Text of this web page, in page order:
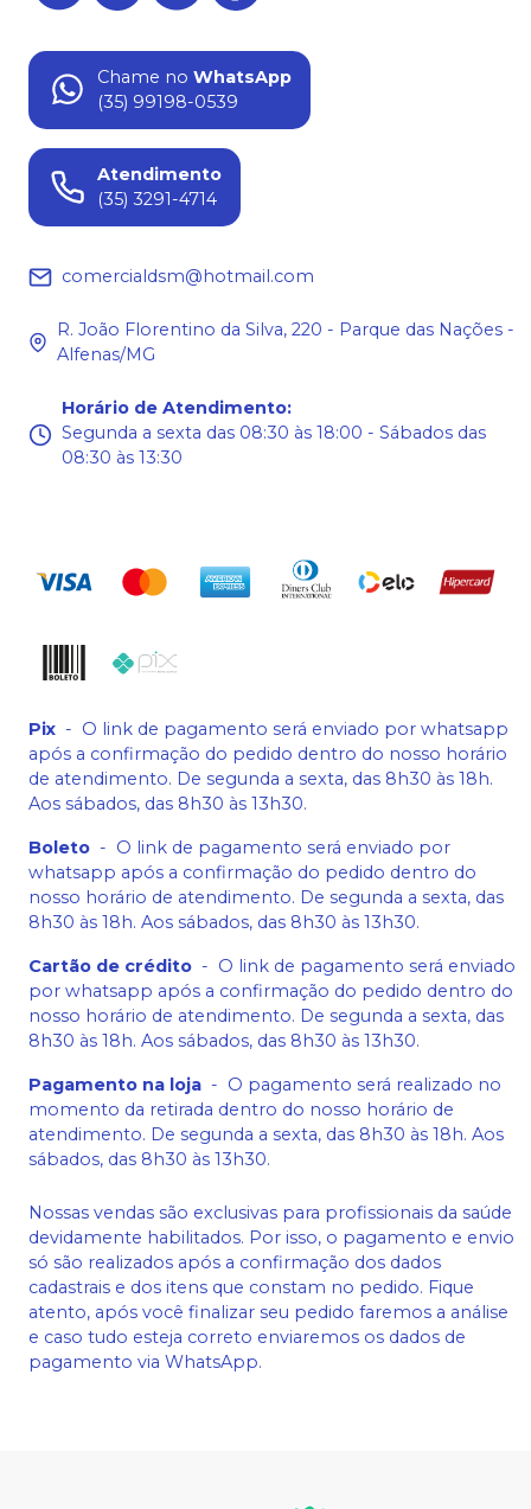
Chame no WhatsApp
(35) 99198-0539
Atendimento
(35) 3291-4714
comercialdsm@hotmail.com
R. João Florentino da Silva, 220 - Parque das Nações -
Alfenas/MG
Horário de Atendimento:
Segunda a sexta das 08:30 às 18:00 - Sábados das
08:30 às 13:30
Pix - O link de pagamento será enviado por whatsapp
após a confirmação do pedido dentro do nosso horário
de atendimento. De segunda a sexta, das 8h30 às 18h.
Aos sábados, das 8h30 às 13h30.
Boleto - O link de pagamento será enviado por
whatsapp após a confirmação do pedido dentro do
nosso horário de atendimento. De segunda a sexta, das
8h30 às 18h. Aos sábados, das 8h30 às 13h30.
Cartão de crédito - O link de pagamento será enviado
por whatsapp após a confirmação do pedido dentro do
nosso horário de atendimento. De segunda a sexta, das
8h30 às 18h. Aos sábados, das 8h30 às 13h30.
Pagamento na loja - O pagamento será realizado no
momento da retirada dentro do nosso horário de
atendimento. De segunda a sexta, das 8h30 às 18h. Aos
sábados, das 8h30 às 13h30.
Nossas vendas são exclusivas para profissionais da saúde
devidamente habilitados. Por isso, o pagamento e envio
só são realizados após a confirmação dos dados
cadastrais e dos itens que constam no pedido. Fique
atento, após você finalizar seu pedido faremos a análise
e caso tudo esteja correto enviaremos os dados de
pagamento via WhatsApp.